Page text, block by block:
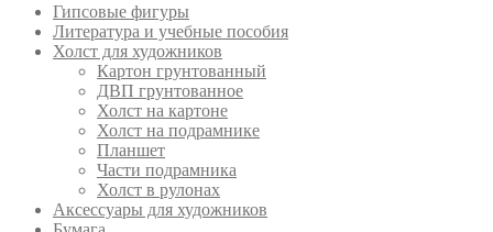
Гипсовые фигуры
Литература и учебные пособия
Холст для художников
Картон грунтованный
ДВП грунтованное
Холст на картоне
Холст на подрамнике
Планшет
Части подрамника
Холст в рулонах
Аксессуары для художников